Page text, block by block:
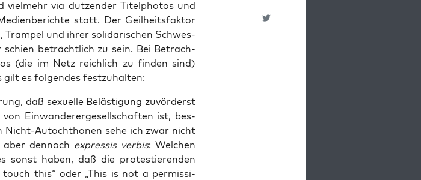
viel­mehr via dut­zen­der Titel­pho­tos und
statt. Der Geil­heits­fak­tor
Tram­pel und ihrer soli­da­ri­schen Schwes­
beträcht­lich zu sein. Bei Betrach­
(die im Netz reich­lich zu fin­den sind)
gilt es fol­gen­des festzuhalten:
daß sexu­el­le Beläs­ti­gung zuvör­derst
von Ein­wan­de­rer­ge­sell­schaf­ten ist, bes­
Nicht-Auto­chtho­nen sehe ich zwar nicht
den­noch expres­sis ver­bis: Wel­chen
sonst haben, daß die pro­tes­tie­ren­den
touch this“ oder „This is not a per­mis­si­